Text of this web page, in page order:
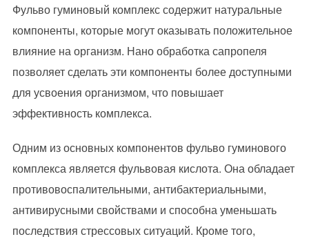
Фульво гуминовый комплекс содержит натуральные
компоненты, которые могут оказывать положительное
влияние на организм. Нано обработка сапропеля
позволяет сделать эти компоненты более доступными
для усвоения организмом, что повышает
эффективность комплекса.
Одним из основных компонентов фульво гуминового
комплекса является фульвовая кислота. Она обладает
противовоспалительными, антибактериальными,
антивирусными свойствами и способна уменьшать
последствия стрессовых ситуаций. Кроме того,